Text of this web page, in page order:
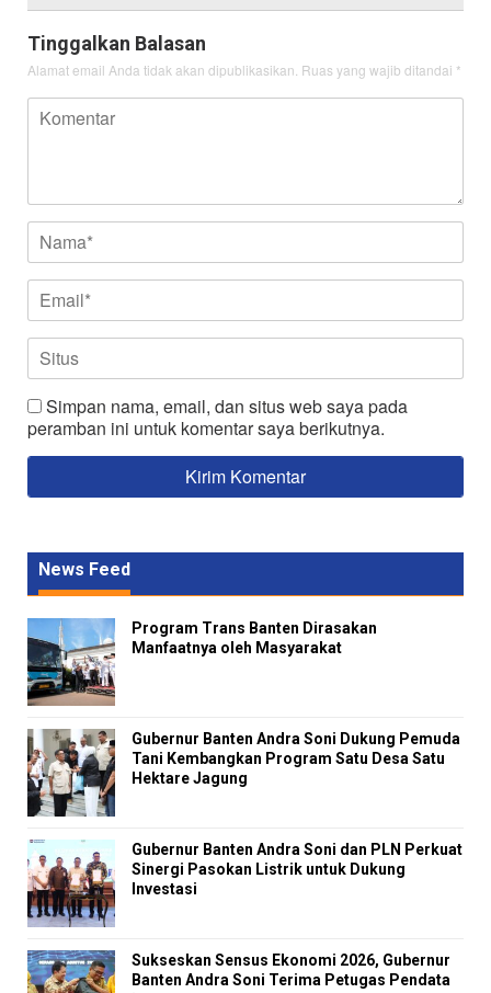
Tinggalkan Balasan
Alamat email Anda tidak akan dipublikasikan. Ruas yang wajib ditandai *
Simpan nama, email, dan situs web saya pada
peramban ini untuk komentar saya berikutnya.
News Feed
Program Trans Banten Dirasakan
Manfaatnya oleh Masyarakat
Gubernur Banten Andra Soni Dukung Pemuda
Tani Kembangkan Program Satu Desa Satu
Hektare Jagung
Gubernur Banten Andra Soni dan PLN Perkuat
Sinergi Pasokan Listrik untuk Dukung
Investasi
Sukseskan Sensus Ekonomi 2026, Gubernur
Banten Andra Soni Terima Petugas Pendata